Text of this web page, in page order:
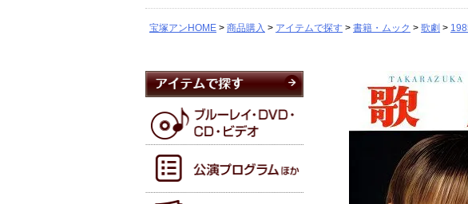
宝塚アンHOME 商品購入 アイテムで探す 書籍・ムック 歌劇